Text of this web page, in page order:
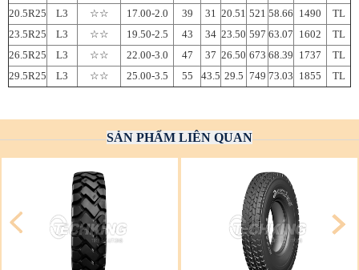
20.5R25
L3 ☆☆ 17.00-2.0 39 31 20.51 521 58.66 1490
TL
23.5R25
L3 ☆☆ 19.50-2.5 43 34 23.50 597 63.07 1602
TL
26.5R25
L3 ☆☆ 22.00-3.0 47 37 26.50 673 68.39 1737
TL
29.5R25
L3 ☆☆ 25.00-3.5 55 43.5 29.5 749 73.03 1855 TL
SẢN PHẨM LIÊN QUAN